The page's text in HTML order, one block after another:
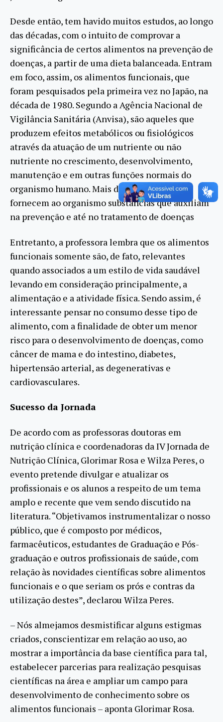
Desde então, tem havido muitos estudos, ao longo
das décadas, com o intuito de comprovar a
significância de certos alimentos na prevenção de
doenças, a partir de uma dieta balanceada. Entram
em foco, assim, os alimentos funcionais, que
foram pesquisados pela primeira vez no Japão, na
década de 1980. Segundo a Agência Nacional de
Vigilância Sanitária (Anvisa), são aqueles que
produzem efeitos metabólicos ou fisiológicos
através da atuação de um nutriente ou não
nutriente no crescimento, desenvolvimento,
manutenção e em outras funções normais do
organismo humano. Mais do que nutrir, eles
fornecem ao organismo substâncias que auxiliam
na prevenção e até no tratamento de doenças
Entretanto, a professora lembra que os alimentos
funcionais somente são, de fato, relevantes
quando associados a um estilo de vida saudável
levando em consideração principalmente, a
alimentação e a atividade física. Sendo assim, é
interessante pensar no consumo desse tipo de
alimento, com a finalidade de obter um menor
risco para o desenvolvimento de doenças, como
câncer de mama e do intestino, diabetes,
hipertensão arterial, as degenerativas e
cardiovasculares.
Sucesso da Jornada
De acordo com as professoras doutoras em
nutrição clínica e coordenadoras da IV Jornada de
Nutrição Clínica, Glorimar Rosa e Wilza Peres, o
evento pretende divulgar e atualizar os
profissionais e os alunos a respeito de um tema
amplo e recente que vem sendo discutido na
literatura. “Objetivamos instrumentalizar o nosso
público, que é composto por médicos,
farmacêuticos, estudantes de Graduação e Pós-
graduação e outros profissionais de saúde, com
relação às novidades científicas sobre alimentos
funcionais e o que seriam os prós e contras da
utilização destes”, declarou Wilza Peres.
– Nós almejamos desmistificar alguns estigmas
criados, conscientizar em relação ao uso, ao
mostrar a importância da base científica para tal,
estabelecer parcerias para realização pesquisas
científicas na área e ampliar um campo para
desenvolvimento de conhecimento sobre os
alimentos funcionais – aponta Glorimar Rosa.